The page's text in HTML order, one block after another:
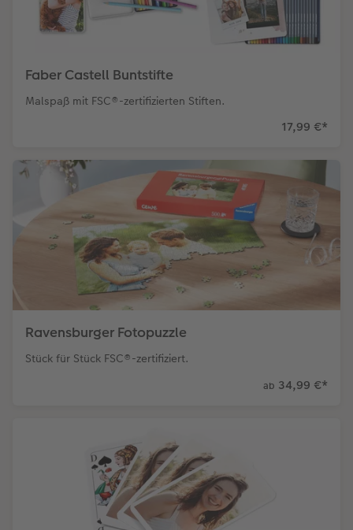
Faber Castell Buntstifte
Malspaß mit FSC®-zertifizierten Stiften.
17,99 €*
Ravensburger Fotopuzzle
Stück für Stück FSC®-zertifiziert.
ab 34,99 €*